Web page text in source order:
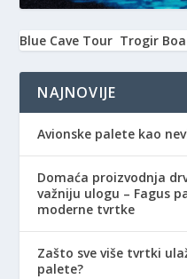
Blue Cave Tour Trogir
NAJNOVIJE
Avionske palete kao
Domaća proizvodnja
važniju ulogu – Fagus
moderne tvrtke
Zašto sve više tvrtki
palete?